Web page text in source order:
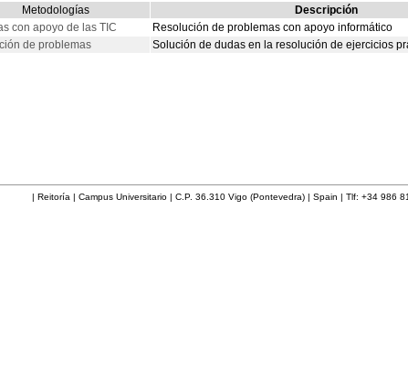
Metodologías
Descripción
con apoyo de las TIC
Resolución de problemas con apoyo informático
de problemas
Solución de dudas en la resolución de ejercicios
Reitoría | Campus Universitario | C.P. 36.310 Vigo (Pontevedra) | Spain | Tlf: +34 986